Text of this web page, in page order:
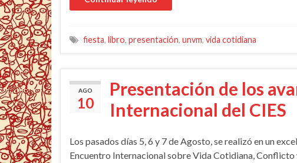
fiesta, libro, presentación, unvm, vida cotidiana
AGO
10
Presentación de los
Internacional del CIES
Los pasados días 5, 6 y 7 de Agosto, se realizó en un
Encuentro Internacional sobre Vida Cotidiana, Conflicto